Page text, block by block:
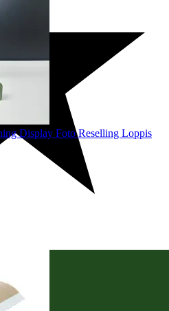
Display Foto Reselling Loppis